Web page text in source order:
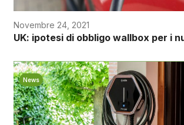
Novembre 24, 2021
UK: ipotesi di obbligo wallbox per i
News